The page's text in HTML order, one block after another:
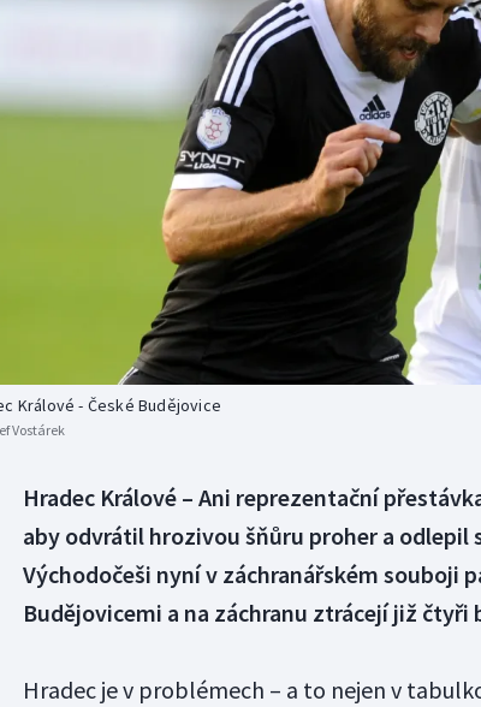
Curling
Dostihy
Florbal
Futsal
Golf
Gymnastika
Moderní
Plavání
Plážový
Králové - České Budějovice
Vostárek
Hradec Králové – Ani reprezentační
aby odvrátil hrozivou šňůru proher a odlepil
Východočeši nyní v záchranářském souboji
Budějovicemi a na záchranu ztrácejí již čtyři
Hradec je v problémech – a to nejen v